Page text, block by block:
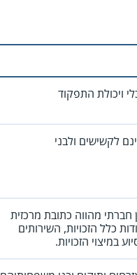
ויכולת התפקוד
לקשישים ולבני
חברתי מהווה כתובת מרכזית
כלל הזכויות, השירותים
במיצוי הזכויות.